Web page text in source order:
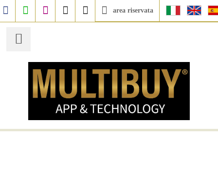
+390664833135
info@multibuy.org
area riservata